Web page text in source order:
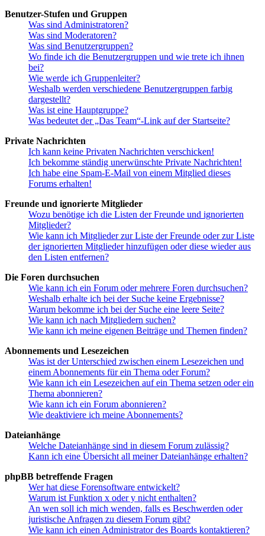
Benutzer-Stufen und Gruppen
Was sind Administratoren?
Was sind Moderatoren?
Was sind Benutzergruppen?
Wo finde ich die Benutzergruppen und wie trete ich ihnen
bei?
Wie werde ich Gruppenleiter?
Weshalb werden verschiedene Benutzergruppen farbig
dargestellt?
Was ist eine Hauptgruppe?
Was bedeutet der „Das Team“-Link auf der Startseite?
Private Nachrichten
Ich kann keine Privaten Nachrichten verschicken!
Ich bekomme ständig unerwünschte Private Nachrichten!
Ich habe eine Spam-E-Mail von einem Mitglied dieses
Forums erhalten!
Freunde und ignorierte Mitglieder
Wozu benötige ich die Listen der Freunde und ignorierten
Mitglieder?
Wie kann ich Mitglieder zur Liste der Freunde oder zur Liste
der ignorierten Mitglieder hinzufügen oder diese wieder aus
den Listen entfernen?
Die Foren durchsuchen
Wie kann ich ein Forum oder mehrere Foren durchsuchen?
Weshalb erhalte ich bei der Suche keine Ergebnisse?
Warum bekomme ich bei der Suche eine leere Seite?
Wie kann ich nach Mitgliedern suchen?
Wie kann ich meine eigenen Beiträge und Themen finden?
Abonnements und Lesezeichen
Was ist der Unterschied zwischen einem Lesezeichen und
einem Abonnements für ein Thema oder Forum?
Wie kann ich ein Lesezeichen auf ein Thema setzen oder ein
Thema abonnieren?
Wie kann ich ein Forum abonnieren?
Wie deaktiviere ich meine Abonnements?
Dateianhänge
Welche Dateianhänge sind in diesem Forum zulässig?
Kann ich eine Übersicht all meiner Dateianhänge erhalten?
phpBB betreffende Fragen
Wer hat diese Forensoftware entwickelt?
Warum ist Funktion x oder y nicht enthalten?
An wen soll ich mich wenden, falls es Beschwerden oder
juristische Anfragen zu diesem Forum gibt?
Wie kann ich einen Administrator des Boards kontaktieren?